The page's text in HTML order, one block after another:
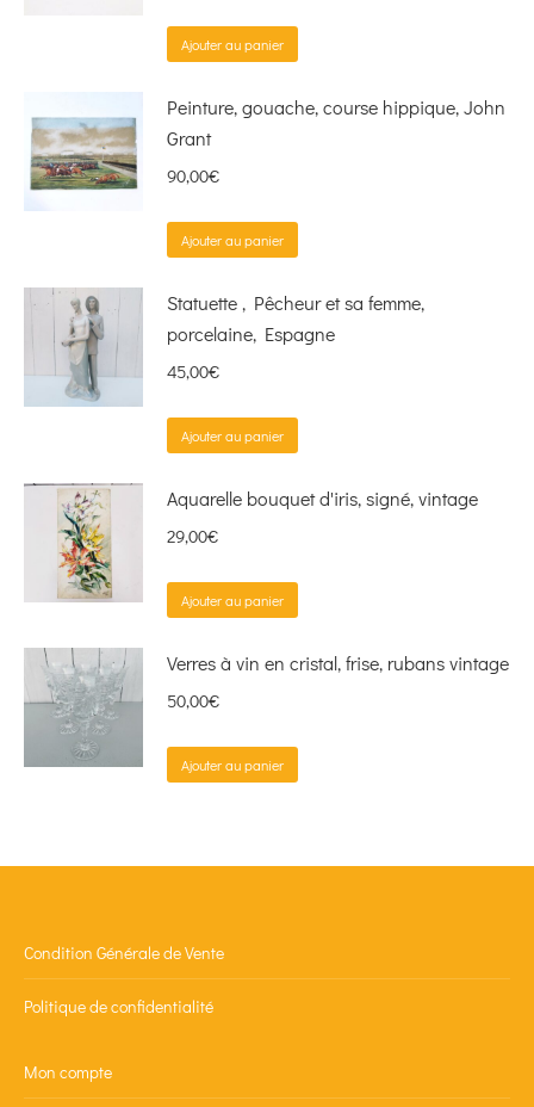
Ajouter au panier
Peinture, gouache, course hippique, John
Grant
90,00€
Ajouter au panier
Statuette , Pêcheur et sa femme,
porcelaine, Espagne
45,00€
Ajouter au panier
Aquarelle bouquet d'iris, signé, vintage
29,00€
Ajouter au panier
Verres à vin en cristal, frise, rubans vintage
50,00€
Ajouter au panier
Condition Générale de Vente
Politique de confidentialité
Mon compte